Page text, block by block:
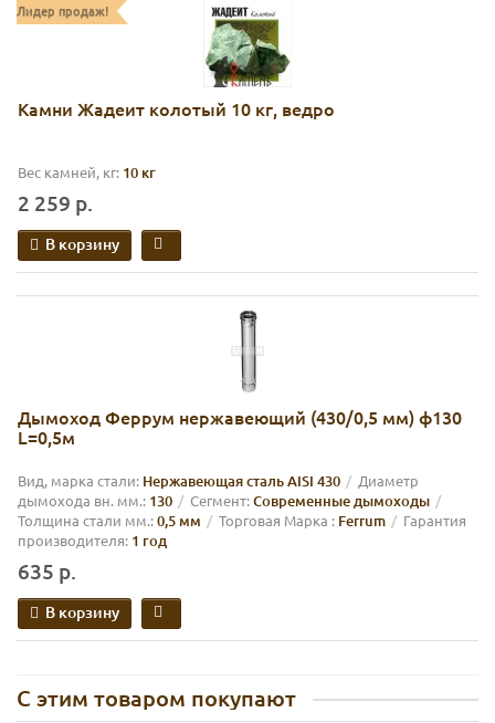
Лидер продаж!
Камни Жадеит колотый 10 кг, ведро
Вес камней, кг: 10 кг
2 259 р.
В корзину
Дымоход Феррум нержавеющий (430/0,5 мм) ф130
L=0,5м
Вид, марка стали: Нержавеющая сталь AISI 430
Диаметр
дымохода вн. мм.: 130 Сегмент:Современные дымоходы
Толщина стали мм.:0,5 мм Торговая Марка : Ferrum
Гарантия
производителя: 1 год
635 р.
В корзину
С этим товаром покупают